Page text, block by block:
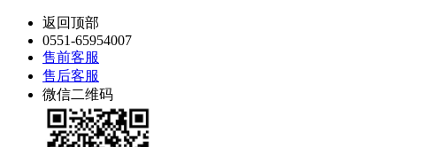
返回顶部
0551-65954007
售前客服
售后客服
微信二维码